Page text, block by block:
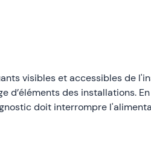
visibles et accessibles de
d’éléments des installations.
doit interrompre